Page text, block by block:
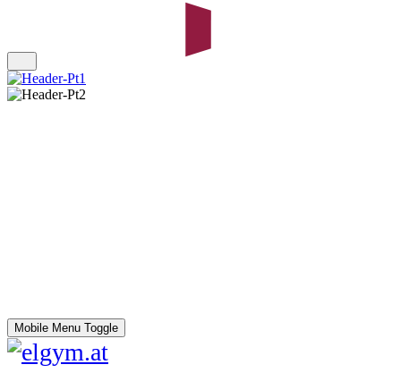
Mobile Menu Toggle